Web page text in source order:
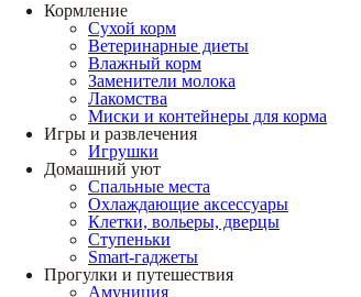
Кормление
Сухой корм
Ветеринарные диеты
Влажный корм
Заменители молока
Лакомства
Миски и контейнеры для корма
Игры и развлечения
Игрушки
Домашний уют
Спальные места
Охлаждающие аксессуары
Клетки, вольеры, дверцы
Ступеньки
Smart-гаджеты
Прогулки и путешествия
Амуниция